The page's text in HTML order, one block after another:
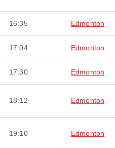
16:35 Edmonton
17:04 Edmonton
17:30 Edmonton
18:12 Edmonton
19:10 Edmonton